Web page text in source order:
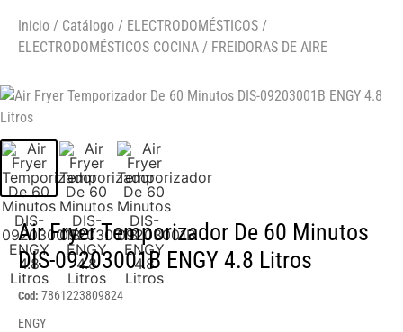
Inicio / Catálogo / ELECTRODOMÉSTICOS /
ELECTRODOMÉSTICOS COCINA / FREIDORAS DE AIRE
Air Fryer Temporizador De 60 Minutos
DIS-09203001B ENGY 4.8 Litros
Cod: 7861223809824
ENGY